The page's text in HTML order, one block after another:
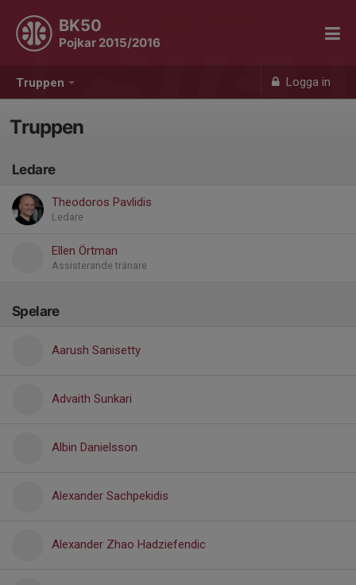
Truppen Logga in
BK50
Pojkar 2015/2016
Truppen
Ledare
Theodoros Pavlidis
Ledare
Ellen Örtman
Assisterande tränare
Spelare
Aarush Sanisetty
Advaith Sunkari
Albin Danielsson
Alexander Sachpekidis
Alexander Zhao Hadziefendic